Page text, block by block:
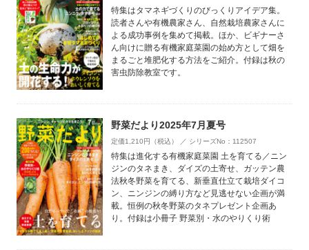
特集はタマネギづくりのびっくりアイデア集。
読者さんや有機農家さん、自然栽培農家さんに
よる成功事例を集めて掲載。ほか、ビギナーさ
ん向けに贈る有機家庭菜園の始め方として畑を
まるごと堆肥化する方法をご紹介。付録は秋の
害虫防除教室です。
野菜だより2025年7月夏号
定価1,210円（税込） ／ シリーズNo：112507
特集は進化する有機家庭菜園 土を育てる／ニン
ジンのタネまき、ダイズの土寄せ、ガッテン農
法秋冬野菜を育てる、新垂直仕立て栽培ダイコ
ン、ニンジンの縛り方など見逃せない企画が満
載。恒例の秋冬野菜のタネプレゼント企画あ
り。付録は小冊子 野菜別・水のやりくり術